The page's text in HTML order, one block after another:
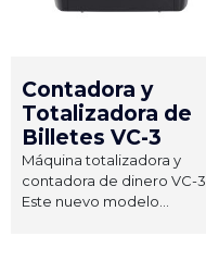
Contadora y
Totalizadora de
Billetes VC-3
Máquina totalizadora y
contadora de dinero VC-3
Este nuevo modelo...